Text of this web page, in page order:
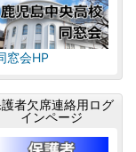
窓会HP
者欠席連絡用ログ
インページ